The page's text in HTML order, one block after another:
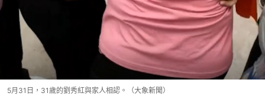
5月31日，31歲的劉秀紅與家人相認。（大象新聞）